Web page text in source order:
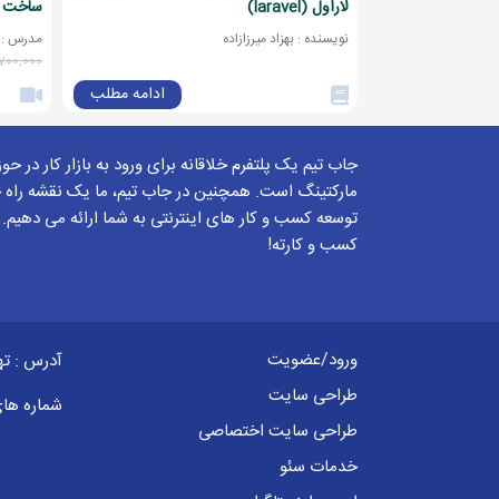
2023-03-04
از این ادرس https://github.com/laravel/framework/tree/10.x کلون کردم اما انگار ناقص هست.فایل vendor نداره
برای ثبت پاسخ باید واردحساب
بهزاد میرزازاده 03-04
اگر هیچکدوم از روشهای
لاراول (laravel)
نویسنده : بهزاد میرزازاده
ادامه مطلب
ساخت
مدرس :
جاب تیم یک پلتفرم خلاقانه برای ورود به بازار کار در
مارکتینگ است. همچنین در جاب تیم، ما یک نقشه
توسعه کسب و کار های اینترنتی به شما ارائه می
کسب و کارته!
ورود/عضویت
طراحی سایت
طراحی سایت اختصاصی
خدمات سئو
آدرس :
شماره